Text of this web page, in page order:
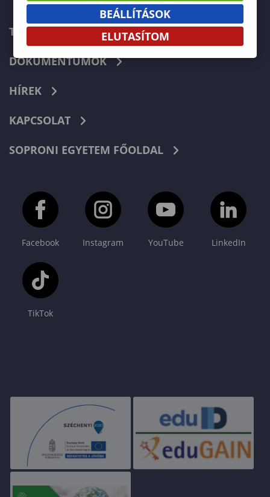
TELEFONKÖNYV
DOKUMENTUMOK
HÍREK
KAPCSOLAT
SOPRONI EGYETEM FŐOLDAL
Facebook Instagram YouTube LinkedIn
TikTok
BEÁLLÍTÁSOK
ELUTASÍTOM